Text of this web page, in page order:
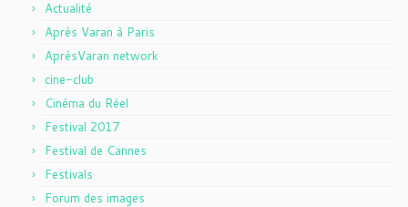
Actualité
Après Varan à Paris
AprèsVaran network
cine-club
Cinéma du Réel
Festival 2017
Festival de Cannes
Festivals
Forum des images